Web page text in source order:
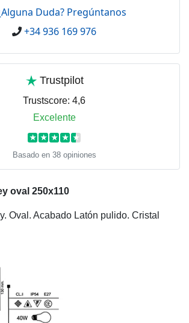
Duda? Pregúntanos
+34 936 169 976
Trustpilot
Trustscore: 4,6
Excelente
★ ★ ★ ★ ★
Basado en 38 opiniones
oval 250x110
Oval. Acabado Latón pulido. Cristal